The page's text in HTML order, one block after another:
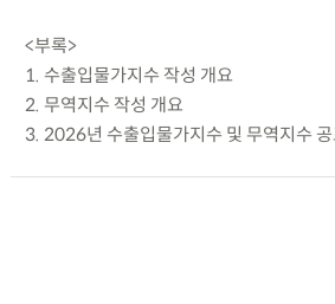
<부록>
1. 수출입물가지수 작성 개요
2. 무역지수 작성 개요
3. 2026년 수출입물가지수 및 무역지수